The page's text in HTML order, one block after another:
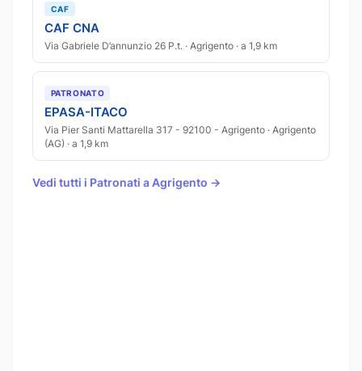
CAF
CAF CNA
Via Gabriele D’annunzio 26 P.t. · Agrigento · a 1,9 km
PATRONATO
EPASA-ITACO
Via Pier Santi Mattarella 317 - 92100 - Agrigento · Agrigento
(AG) · a 1,9 km
Vedi tutti i Patronati a Agrigento →